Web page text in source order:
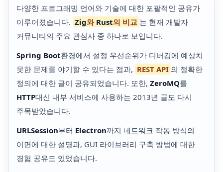
다양한 프로그래밍 언어와 기술에 대한 포괄적인 공유가
이루어졌습니다. Zig와 Rust의 비교 는 현재 개발자
커뮤니티의 주요 관심사 중 하나로 보입니다.
Spring Boot환경에서 설정 우선순위가 디버깅에 예상치
못한 문제를 야기할 수 있다는 점과, REST API 의 정확한
정의에 대한 글이 공유되었습니다. 또한, ZeroMQ를
HTTP대신 내부 서비스에 사용하는 2013년 글도 다시
주목받았습니다.
URLSession부터 Electron까지 네트워크 작동 방식의
이면에 대한 설명과, GUI 라이브러리 구축 방법에 대한
경험 공유도 있었습니다.